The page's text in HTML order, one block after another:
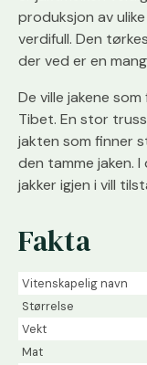
produksjon av
verdifull. Den
der ved er en
De ville jakene
Tibet. En stor
jakten som finner
den tamme jaken.
jakker igjen i vill
Fakta
Vitenskapelig navn
Størrelse
Vekt
Mat